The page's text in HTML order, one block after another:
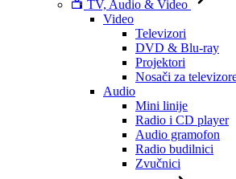
TV, Audio & Video
Video
Televizori
DVD & Blu-ray
Projektori
Nosači za
Audio
Mini linije
Radio i CD player
Audio gramofon
Radio budilnici
Zvučnici